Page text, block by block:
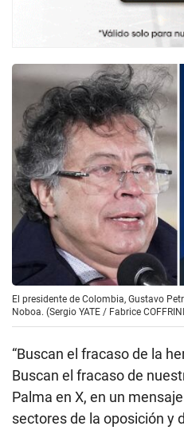
El presidente de Colombia, Gustavo
Noboa. (Sergio YATE / Fabrice
“Buscan el fracaso de la
Buscan el fracaso de
Palma en X, en un
sectores de la oposición y